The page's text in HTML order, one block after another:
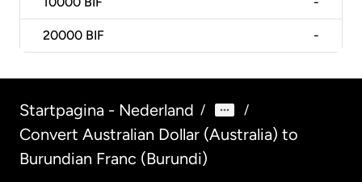
20000 BIF -
Startpagina - Nederland / /
Convert Australian Dollar (Australia) to
Burundian Franc (Burundi)